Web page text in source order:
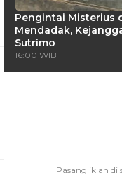
Pengintai Misterius
Mendadak,
Sutrimo
16:00 WIB